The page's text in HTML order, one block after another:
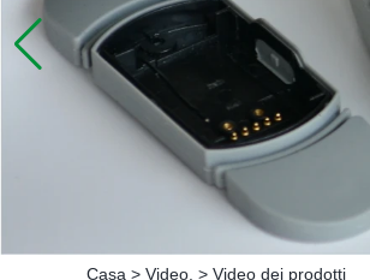
Casa > Video. > Video dei prodotti